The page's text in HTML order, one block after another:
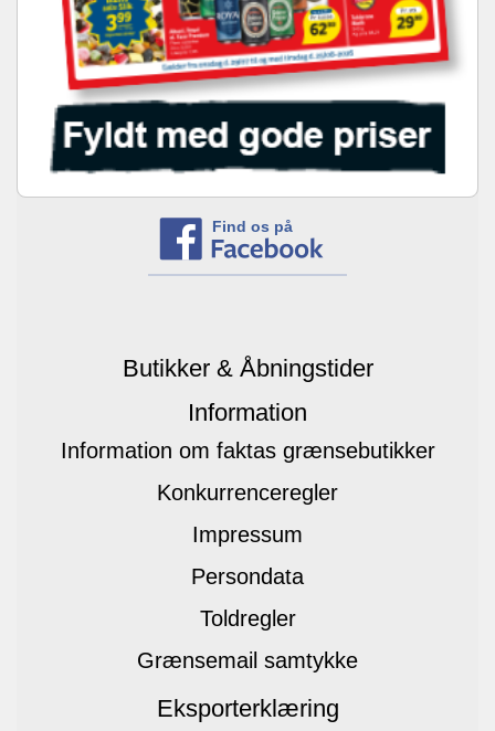
Find os på
Butikker & Åbningstider
Information
Information om faktas grænsebutikker
Konkurrenceregler
Impressum
Persondata
Toldregler
Grænsemail samtykke
Eksporterklæring